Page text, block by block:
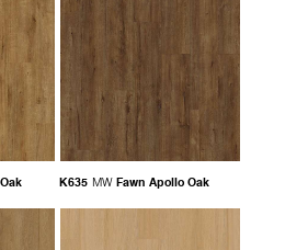
K635 MW Fawn Apollo Oak